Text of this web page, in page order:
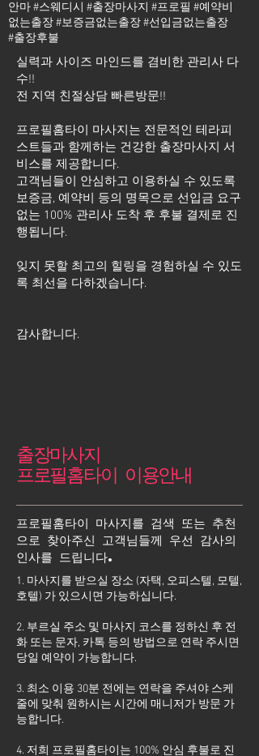
안마 #스웨디시 #출장마사지 #프로필 #예약비
없는출장 #보증금없는출장 #선입금없는출장
#출장후불
실력과 사이즈 마인드를 겸비한 관리사 다
수!!
전 지역 친절상담 빠른방문!!
프로필홈타이 마사지는 전문적인 테라피
스트들과 함께하는 건강한 출장마사지 서
비스를 제공합니다.
고객님들이 안심하고 이용하실 수 있도록
보증금, 예약비 등의 명목으로 선입금 요구
없는 100% 관리사 도착 후 후불 결제로 진
행됩니다.
잊지 못할 최고의 힐링을 경험하실 수 있도
록 최선을 다하겠습니다.
​감사합니다.
출장마사지
프로필홈타이 이용안내
프로필홈타이 마사지를 검색 또는 추천
으로 찾아주신 고객님들께 우선 감사의
인사를 드립니다.
1. 마사지를 받으실 장소 (자택, 오피스텔, 모텔,
호텔) 가 있으시면 가능하십니다.
2. 부르실 주소 및 마사지 코스를 정하신 후 전
화 또는 문자, 카톡 등의 방법으로 연락 주시면
당일 예약이 가능합니다.
3. 최소 이용 30분 전에는 연락을 주셔야 스케
줄에 맞춰 원하시는 시간에 매니저가 방문 가
능합니다.
4. 저희 프로필홈타이는 100% 안심 후불로 진